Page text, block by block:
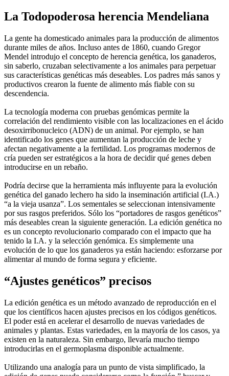
La Todopoderosa herencia Mendeliana
La gente ha domesticado animales para la producción de alimentos
durante miles de años. Incluso antes de 1860, cuando Gregor
Mendel introdujo el concepto de herencia genética, los ganaderos,
sin saberlo, cruzaban selectivamente a los animales para perpetuar
sus características genéticas más deseables. Los padres más sanos y
productivos crearon la fuente de alimento más fiable con su
descendencia.
La tecnología moderna con pruebas genómicas permite la
correlación del rendimiento visible con las localizaciones en el ácido
desoxirribonucleico (ADN) de un animal. Por ejemplo, se han
identificado los genes que aumentan la producción de leche y
afectan negativamente a la fertilidad. Los programas modernos de
cría pueden ser estratégicos a la hora de decidir qué genes deben
introducirse en un rebaño.
Podría decirse que la herramienta más influyente para la evolución
genética del ganado lechero ha sido la inseminación artificial (I.A.)
“a la vieja usanza”. Los sementales se seleccionan intensivamente
por sus rasgos preferidos. Sólo los “portadores de rasgos genéticos”
más deseables crean la siguiente generación. La edición genética no
es un concepto revolucionario comparado con el impacto que ha
tenido la I.A. y la selección genómica. Es simplemente una
evolución de lo que los ganaderos ya están haciendo: esforzarse por
alimentar al mundo de forma segura y eficiente.
“Ajustes genéticos” precisos
La edición genética es un método avanzado de reproducción en el
que los científicos hacen ajustes precisos en los códigos genéticos.
El poder está en acelerar el desarrollo de nuevas variedades de
animales y plantas. Estas variedades, en la mayoría de los casos, ya
existen en la naturaleza. Sin embargo, llevaría mucho tiempo
introducirlas en el germoplasma disponible actualmente.
Utilizando una analogía para un punto de vista simplificado, la